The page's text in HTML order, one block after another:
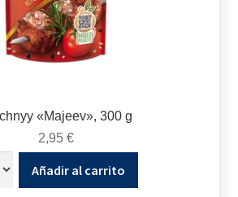
«Majeev», 300 g
2,95 €
Añadir al carrito